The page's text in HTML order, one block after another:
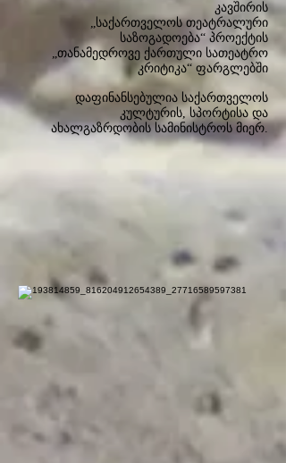
კავშირის
„საქართველოს თეატრალური
საზოგადოება“ პროექტის
„თანამედროვე ქართული სათეატრო
კრიტიკა“ ფარგლებში
დაფინანსებულია საქართველოს
კულტურის, სპორტისა და
ახალგაზრდობის სამინისტროს მიერ.